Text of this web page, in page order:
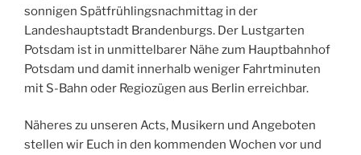
sonnigen Spätfrühlingsnachmittag in der
Landeshauptstadt Brandenburgs. Der Lustgarten
Potsdam ist in unmittelbarer Nähe zum Hauptbahnhof
Potsdam und damit innerhalb weniger Fahrtminuten
mit S-Bahn oder Regiozügen aus Berlin erreichbar.
Näheres zu unseren Acts, Musikern und Angeboten
stellen wir Euch in den kommenden Wochen vor und